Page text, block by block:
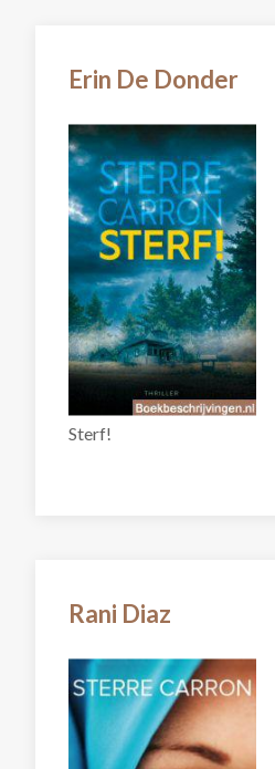
Erin De Donder
Sterf!
Rani Diaz